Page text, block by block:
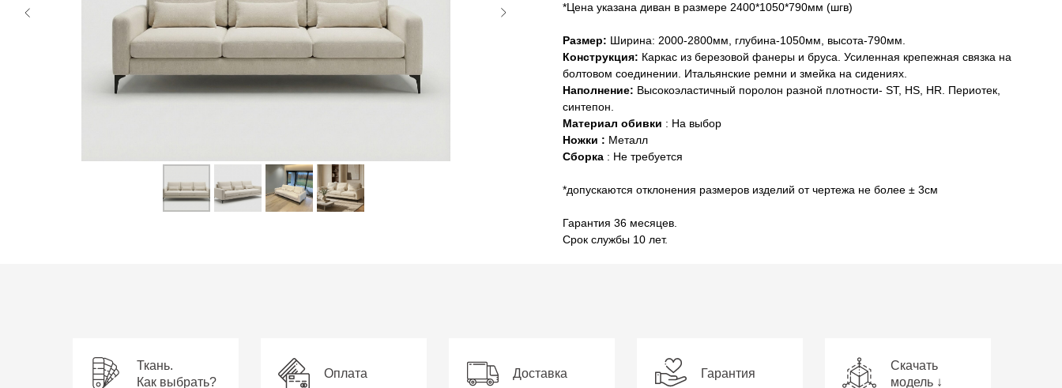
*Цена указана диван в размере 2400*1050*790мм (шгв)
Размер: Ширина: 2000-2800мм, глубина-1050мм, высота-790мм.
Конструкция: Каркас из березовой фанеры и бруса. Усиленная крепежная связка на
болтовом соединении. Итальянские ремни и змейка на сидениях.
Наполнение: Высокоэластичный поролон разной плотности- ST, HS, HR. Периотек,
синтепон.
Материал обивки : На выбор
Ножки : Металл
Сборка : Не требуется
*допускаются отклонения размеров изделий от чертежа не более ± 3см
Гарантия 36 месяцев.
Срок службы 10 лет.
Гарантия
Доставка
Оплата
Ткань.
Как выбрать?
Скачать
модель ↓